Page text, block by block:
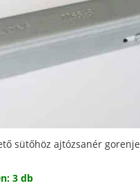
sütőhöz ajtózsanér gorenje
3 db